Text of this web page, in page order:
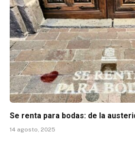
Se renta para bodas: de la
14 agosto, 2025